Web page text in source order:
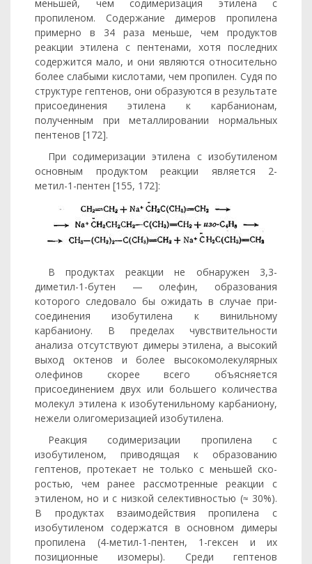
меньшей, чем содимеризация эти­лена с
пропиленом. Содержание димеров пропилена
примерно в 34 раза меньше, чем продуктов
реакции этилена с пентенами, хотя последних
содержится мало, и они являются относительно
более слабыми кислотами, чем пропилен. Судя по
структуре гептенов, они образуются в результате
присоединения этилена к карбанионам,
полученным при металлировании нормальных
пентенов [172].
При содимеризации этилена с изобутиленом
основным продук­том реакции является 2-
метил-1-пентен [155, 172]:
В продуктах реакции не обнаружен 3,3-
диметил-1-бутен — оле­фин, образования
которого следовало бы ожидать в случае при­
соединения изобутилена к винильному
карбаниону. В пределах чувствительности
анализа отсутствуют димеры этилена, а высо­кий
выход октенов и более высокомолекулярных
олефинов скорее всего объясняется
присоединением двух или большего количества
молекул этилена к изобутенильному карбаниону,
нежели олиго­меризацией изобутилена.
Реакция содимеризации пропилена с
изобутиленом, приводя­щая к образованию
гептенов, протекает не только с меньшей ско­
ростью, чем ранее рассмотренные реакции с
этиленом, но и с низ­кой селективностью (≈ 30%).
В продуктах взаимодействия про­пилена с
изобутиленом содержатся в основном димеры
пропилена (4-метил-1-пентен, 1-гексен и их
позиционные изомеры). Среди гептенов